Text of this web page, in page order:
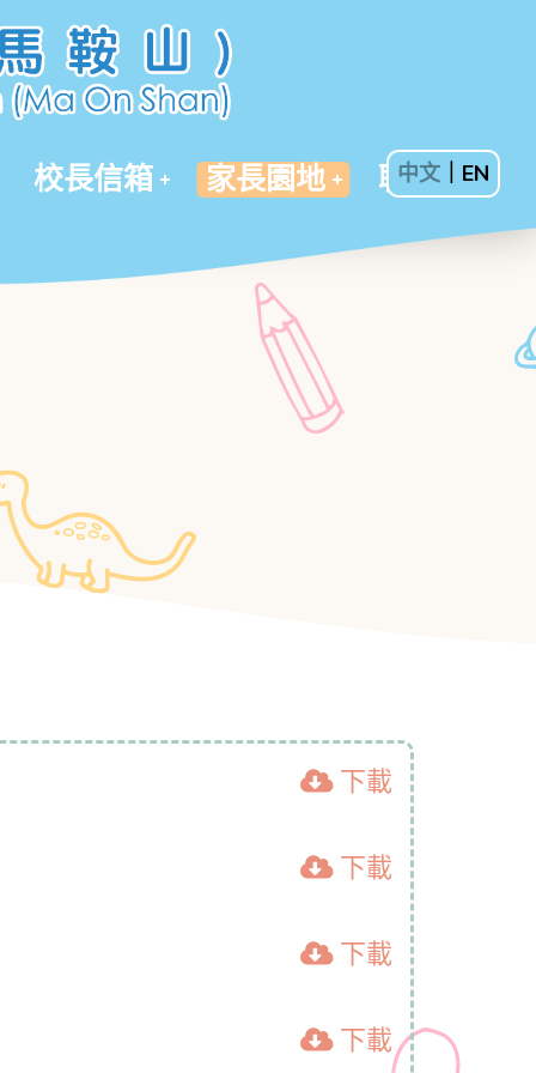
校長信箱 家長園地 聯絡我們
中文 EN
下載
下載
下載
下載